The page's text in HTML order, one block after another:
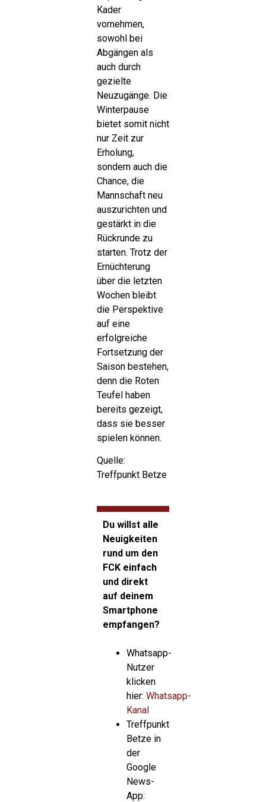
Kader
vornehmen,
sowohl bei
Abgängen als
auch durch
gezielte
Neuzugänge. Die
Winterpause
bietet somit nicht
nur Zeit zur
Erholung,
sondern auch die
Chance, die
Mannschaft neu
auszurichten und
gestärkt in die
Rückrunde zu
starten. Trotz der
Ernüchterung
über die letzten
Wochen bleibt
die Perspektive
auf eine
erfolgreiche
Fortsetzung der
Saison bestehen,
denn die Roten
Teufel haben
bereits gezeigt,
dass sie besser
spielen können.
Quelle:
Treffpunkt Betze
Du willst alle
Neuigkeiten
rund um den
FCK einfach
und direkt
auf deinem
Smartphone
empfangen?
Whatsapp-
Nutzer
klicken
hier: Whatsapp-
Kanal
Treffpunkt
Betze in
der
Google
News-
App: